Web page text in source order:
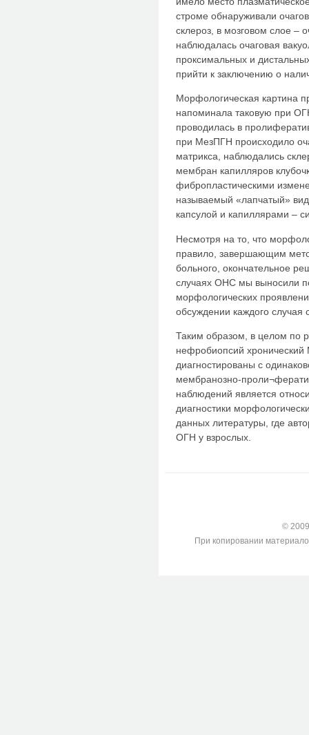
строме обнаруживали
склероз, в мозговом слое –
наблюдалась очаговая
проксимальных и
прийти к заключению о
Морфологическая картина
напоминала таковую при
проводилась в
при МезПГН происходило
матрикса, наблюдались
мембран капилляров
фибропластическими
называемый «лапчатый»
капсулой и капиллярами –
Несмотря на то, что
правило, завершающим
больного, окончательное
случаях ОНС мы выносили
морфологических
обсуждении каждого случая
Таким образом, в целом по
нефробиопсий
диагностированы с
мембранозно-
наблюдений является
диагностики
данных литературы, где
ОГН у взрослых.
©
При копировании